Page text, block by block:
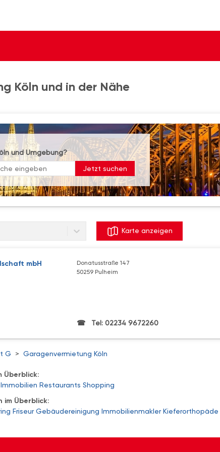
Köln und in der Nähe
und Umgebung?
Jetzt suchen
Karte anzeigen
mbH
Donatusstraße 147
50259 Pulheim
Tel: 02234 9672260
G > Garagenvermietung Köln
Überblick:
Immobilien Restaurants Shopping
im Überblick:
Friseur Gebäudereinigung Immobilienmakler Kieferorthopäde